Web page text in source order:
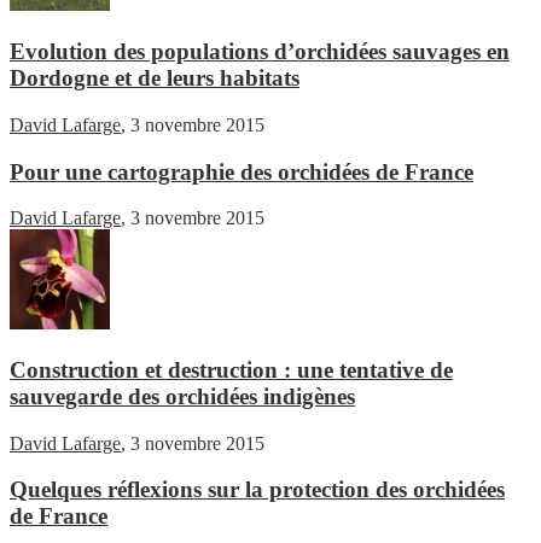
Evolution des populations d’orchidées sauvages en
Dordogne et de leurs habitats
David Lafarge, 3 novembre 2015
Pour une cartographie des orchidées de France
David Lafarge, 3 novembre 2015
Construction et destruction : une tentative de
sauvegarde des orchidées indigènes
David Lafarge, 3 novembre 2015
Quelques réflexions sur la protection des orchidées
de France